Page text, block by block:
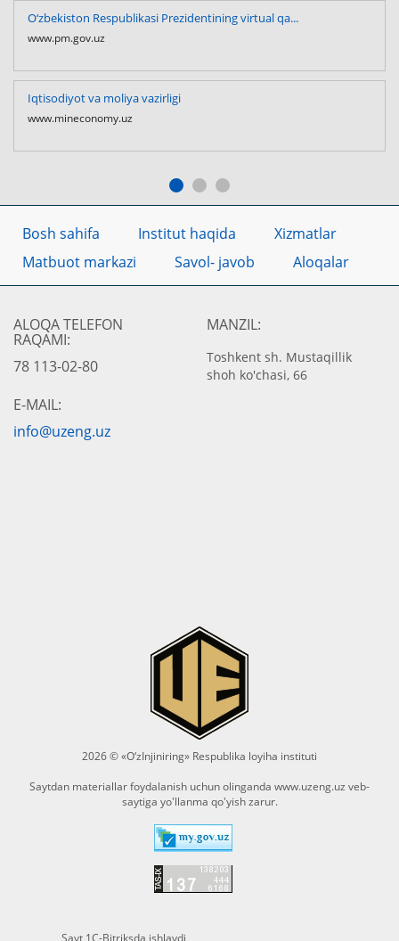
O‘zbekiston Respublikasi Prezidentining virtual qa...
www.pm.gov.uz
Iqtisodiyot va moliya vazirligi
www.mineconomy.uz
Bosh sahifa Institut haqida
Xizmatlar
Matbuot markazi
Savol- javob Aloqalar
ALOQA TELEFON
RAQAMI:
78 113-02-80
MANZIL:
Toshkent sh. Mustaqillik
shoh ko'chasi, 66
E-MAIL:
info@uzeng.uz
2026 © «O‘zInjiniring» Respublika loyiha instituti
Saytdan materiallar foydalanish uchun olinganda www.uzeng.uz veb-
saytiga yo'llanma qo'yish zarur.
Sayt 1C-Bitriksda ishlaydi